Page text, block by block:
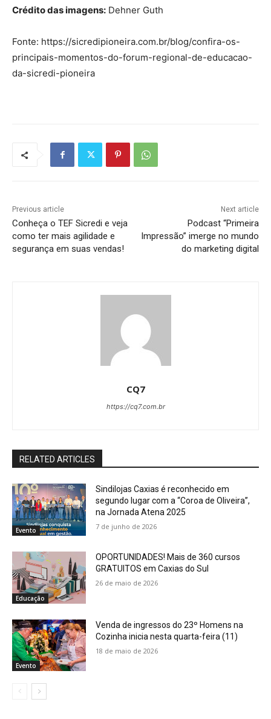
Crédito das imagens: Dehner Guth
Fonte: https://sicredipioneira.com.br/blog/confira-os-
principais-momentos-do-forum-regional-de-educacao-
da-sicredi-pioneira
Previous article
Conheça o TEF Sicredi e veja
como ter mais agilidade e
segurança em suas vendas!
Next article
Podcast “Primeira
Impressão” imerge no mundo
do marketing digital
CQ7
https://cq7.com.br
RELATED ARTICLES
Evento
Sindilojas Caxias é reconhecido em
segundo lugar com a “Coroa de Oliveira”,
na Jornada Atena 2025
7 de junho de 2026
Educação
OPORTUNIDADES! Mais de 360 cursos
GRATUITOS em Caxias do Sul
26 de maio de 2026
Evento
Venda de ingressos do 23º Homens na
Cozinha inicia nesta quarta-feira (11)
18 de maio de 2026